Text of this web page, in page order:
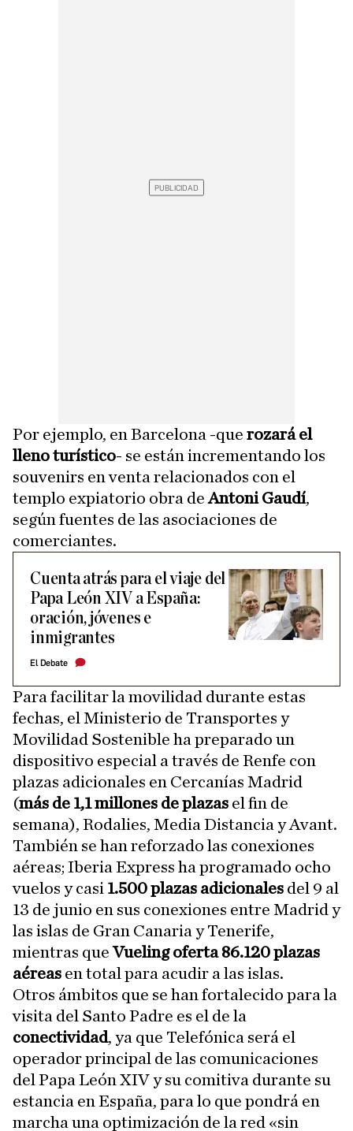
Por ejemplo, en Barcelona -que rozará el
lleno turístico- se están incrementando los
souvenirs en venta relacionados con el
templo expiatorio obra deAntoni Gaudí,
según fuentes de las asociaciones de
comerciantes.
Cuenta atrás para el viaje del
Papa León XIV a España:
oración, jóvenes e
inmigrantes
El Debate
Para facilitar la movilidad durante estas
fechas, el Ministerio de Transportes y
Movilidad Sostenible ha preparado un
dispositivo especial a través de Renfe con
plazas adicionales en Cercanías Madrid
(más de 1,1 millones de plazas el fin de
semana), Rodalies, Media Distancia y Avant.
También se han reforzado las conexiones
aéreas; Iberia Express ha programado ocho
vuelos y casi 1.500 plazas adicionales del 9 al
13 de junio en sus conexiones entre Madrid y
las islas de Gran Canaria y Tenerife,
mientras queVueling oferta 86.120 plazas
aéreas en total para acudir a las islas.
Otros ámbitos que se han fortalecido para la
visita del Santo Padre es el de la
conectividad, ya que Telefónica será el
operador principal de las comunicaciones
del Papa León XIV y su comitiva durante su
estancia en España, para lo que pondrá en
marcha una optimización de la red «sin